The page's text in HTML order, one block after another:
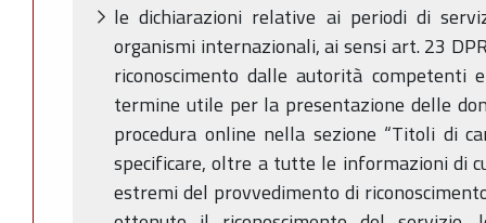
le dichiarazioni relative ai periodi di
organismi internazionali, ai sensi art. 23
riconoscimento dalle autorità
termine utile per la presentazione delle
procedura online nella sezione “Titoli di
specificare, oltre a tutte le informazioni di
estremi del provvedimento di